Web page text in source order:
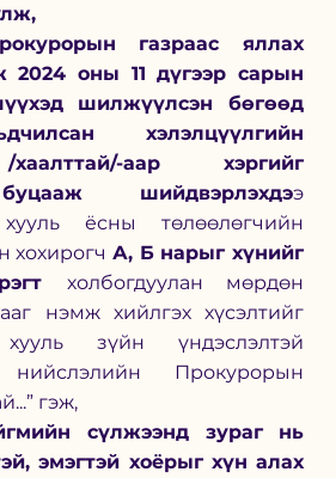
газраас яллах
2024 оны 11 дүгээр сарын
шилжүүлсэн бөгөөд
хэлэлцүүлгийн
аар хэргийг
шийдвэрлэхдээ
хууль ёсны төлөөлөгчийн
хохирогч А, Б нарыг хүнийг
холбогдуулан мөрдөн
нэмж хийлгэх хүсэлтийг
зүйн үндэслэлтэй
нийслэлийн Прокурорын
гэж,
сүлжээнд зураг нь
эмэгтэй хоёрыг хүн алах